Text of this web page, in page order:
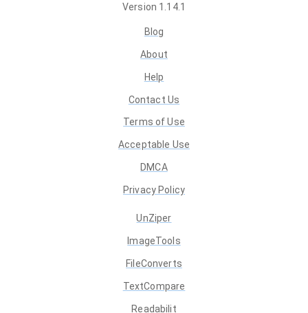
Version 1.14.1
Blog
About
Help
Contact Us
Terms of Use
Acceptable Use
DMCA
Privacy Policy
UnZiper
ImageTools
FileConverts
TextCompare
Readabilit